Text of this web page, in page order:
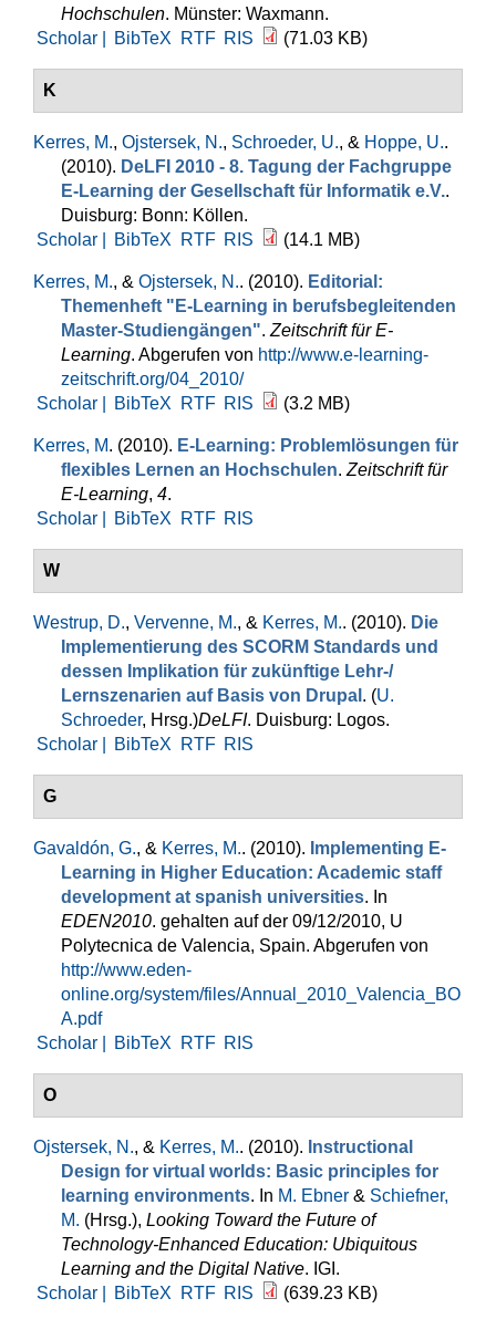
Hochschulen. Münster: Waxmann.
Scholar |
BibTeX RTF RIS (71.03 KB)
K
Kerres, M., Ojstersek, N., Schroeder, U., & Hoppe, U..
(2010). DeLFI 2010 - 8. Tagung der Fachgruppe
E-Learning der Gesellschaft für Informatik e.V..
Duisburg: Bonn: Köllen.
Scholar |
BibTeX RTF RIS (14.1 MB)
Kerres, M., & Ojstersek, N.. (2010). Editorial:
Themenheft "E-Learning in berufsbegleitenden
Master-Studiengängen". Zeitschrift für E-
Learning. Abgerufen von http://www.e-learning-
zeitschrift.org/04_2010/
Scholar |
BibTeX RTF RIS (3.2 MB)
Kerres, M. (2010). E-Learning: Problemlösungen für
flexibles Lernen an Hochschulen. Zeitschrift für
E-Learning, 4.
Scholar |
BibTeX RTF RIS
W
Westrup, D., Vervenne, M., & Kerres, M.. (2010). Die
Implementierung des SCORM Standards und
dessen Implikation für zukünftige Lehr-/
Lernszenarien auf Basis von Drupal . (U.
Schroeder, Hrsg.)DeLFI. Duisburg: Logos.
Scholar |
BibTeX RTF RIS
G
Gavaldón, G., & Kerres, M.. (2010). Implementing E-
Learning in Higher Education: Academic staff
development at spanish universities. In
EDEN2010. gehalten auf der 09/12/2010, U
Polytecnica de Valencia, Spain. Abgerufen von
http://www.eden-
online.org/system/files/Annual_2010_Valencia_BO
A.pdf
Scholar |
BibTeX RTF RIS
O
Ojstersek, N., & Kerres, M.. (2010). Instructional
Design for virtual worlds: Basic principles for
learning environments. In M. Ebner & Schiefner,
M. (Hrsg.), Looking Toward the Future of
Technology-Enhanced Education: Ubiquitous
Learning and the Digital Native. IGI.
Scholar |
BibTeX RTF RIS (639.23 KB)